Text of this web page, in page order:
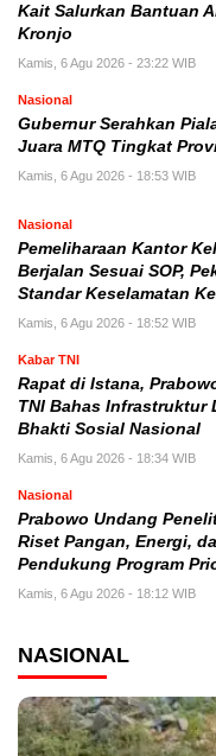
Kait Salurkan Bantuan
Kronjo
Kamis, 6 Agu 2026 - 23:22 WIB
Nasional
Gubernur Serahkan
Juara MTQ Tingkat
Kamis, 6 Agu 2026 - 18:53 WIB
Nasional
Pemeliharaan Kantor
Berjalan Sesuai SOP,
Standar Keselamatan
Kamis, 6 Agu 2026 - 18:52 WIB
Kabar TNI
Rapat di Istana,
TNI Bahas Infrastruktur
Bhakti Sosial Nasional
Kamis, 6 Agu 2026 - 18:34 WIB
Nasional
Prabowo Undang
Riset Pangan, Energi,
Pendukung Program
Kamis, 6 Agu 2026 - 18:12 WIB
NASIONAL